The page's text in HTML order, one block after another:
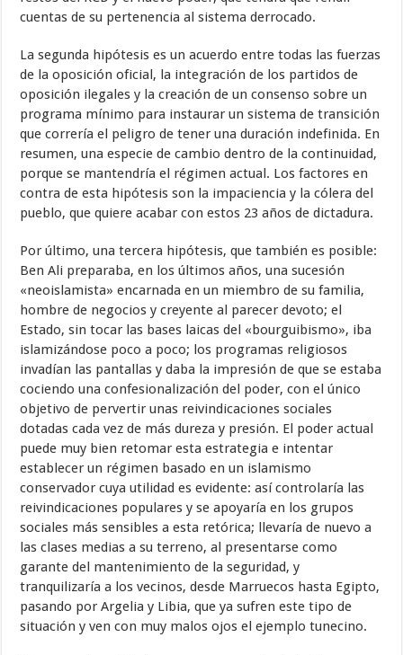
cuentas de su pertenencia al sistema derrocado.
La segunda hipótesis es un acuerdo entre todas las fuerzas
de la oposición oficial, la integración de los partidos de
oposición ilegales y la creación de un consenso sobre un
programa mínimo para instaurar un sistema de transición
que correría el peligro de tener una duración indefinida. En
resumen, una especie de cambio dentro de la continuidad,
porque se mantendría el régimen actual. Los factores en
contra de esta hipótesis son la impaciencia y la cólera del
pueblo, que quiere acabar con estos 23 años de dictadura.
Por último, una tercera hipótesis, que también es posible:
Ben Ali preparaba, en los últimos años, una sucesión
«neoislamista» encarnada en un miembro de su familia,
hombre de negocios y creyente al parecer devoto; el
Estado, sin tocar las bases laicas del «bourguibismo», iba
islamizándose poco a poco; los programas religiosos
invadían las pantallas y daba la impresión de que se estaba
cociendo una confesionalización del poder, con el único
objetivo de pervertir unas reivindicaciones sociales
dotadas cada vez de más dureza y presión. El poder actual
puede muy bien retomar esta estrategia e intentar
establecer un régimen basado en un islamismo
conservador cuya utilidad es evidente: así controlaría las
reivindicaciones populares y se apoyaría en los grupos
sociales más sensibles a esta retórica; llevaría de nuevo a
las clases medias a su terreno, al presentarse como
garante del mantenimiento de la seguridad, y
tranquilizaría a los vecinos, desde Marruecos hasta Egipto,
pasando por Argelia y Libia, que ya sufren este tipo de
situación y ven con muy malos ojos el ejemplo tunecino.